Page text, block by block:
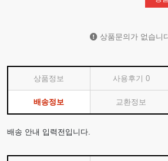
상품문의가 없습니
상품정보 사용후기 0
배송정보 교환정보
배송 안내 입력전입니다.